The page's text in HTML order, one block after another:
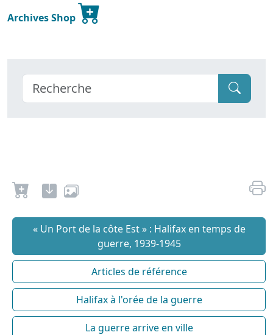
Archives Shop
« Un Port de la côte Est » : Halifax en temps de
guerre, 1939-1945
Articles de référence
Halifax à l'orée de la guerre
La guerre arrive en ville